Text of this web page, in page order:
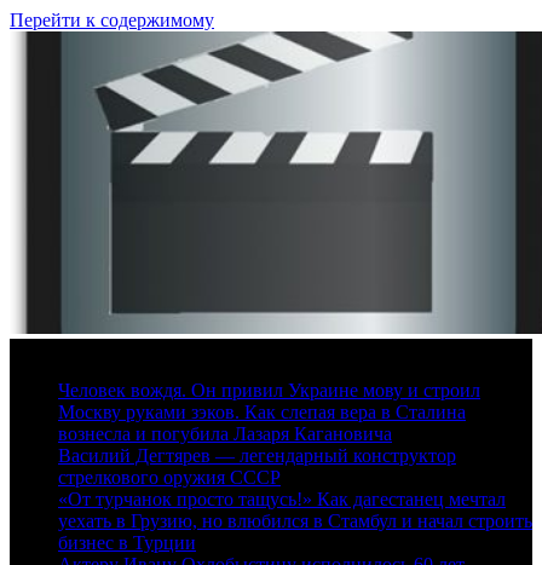
Перейти к содержимому
Человек вождя. Он привил Украине мову и строил
Москву руками зэков. Как слепая вера в Сталина
вознесла и погубила Лазаря Кагановича
Василий Дегтярев — легендарный конструктор
стрелкового оружия СССР
«От турчанок просто тащусь!» Как дагестанец мечтал
уехать в Грузию, но влюбился в Стамбул и начал строить
бизнес в Турции